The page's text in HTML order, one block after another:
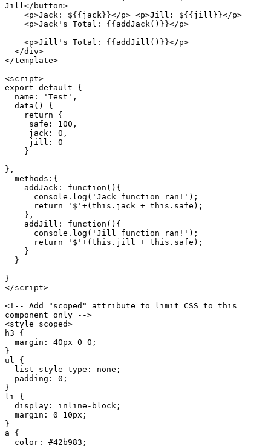
Jill</button>
</template>
<script>
export default {
},
}
</script>
<!-- Add "scoped" attribute to limit CSS to this
component only -->
<style scoped>
h3 {
}
ul {
}
li {
}
a {